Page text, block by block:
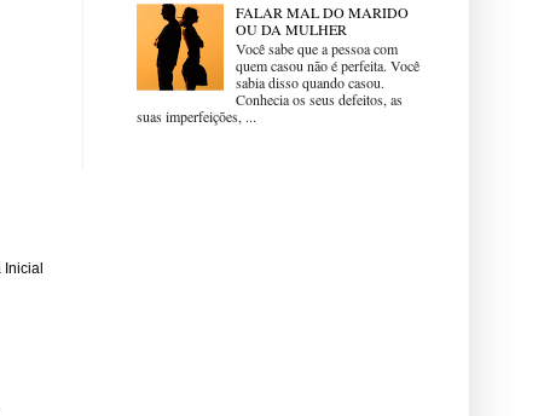
FALAR MAL DO MARIDO
OU DA MULHER
Você sabe que a pessoa com
quem casou não é perfeita. Você
sabia disso quando casou.
Conhecia os seus defeitos, as
suas imperfeições, ...